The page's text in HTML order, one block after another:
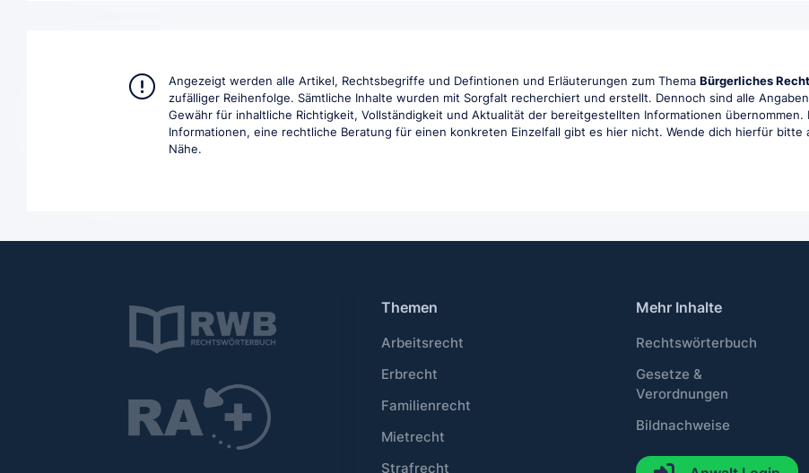
Angezeigt werden alle Artikel, Rechtsbegriffe und Defintionen und Erläuterungen zum ThemaBürgerliches Recht
zufälliger Reihenfolge. Sämtliche Inhalte wurden mit Sorgfalt recherchiert und erstellt. Dennoch sind alle
Gewähr für inhaltliche Richtigkeit, Vollständigkeit und Aktualität der bereitgestellten Informationen übernommen.
Informationen, eine rechtliche Beratung für einen konkreten Einzelfall gibt es hier nicht. Wende dich hierfür
Nähe.
Themen
Arbeitsrecht
Erbrecht
Familienrecht
Mietrecht
Strafrecht
Mehr Inhalte
Rechtswörterbuch
Gesetze &
Verordnungen
Bildnachweise